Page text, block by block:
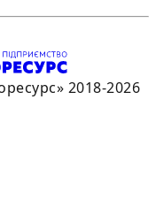
2018-2026